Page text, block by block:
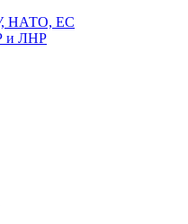
НАТО, ЕС
и ЛНР